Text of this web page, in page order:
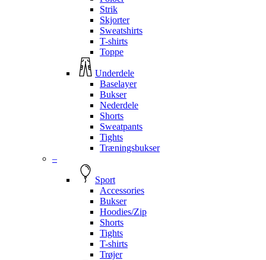
Strik
Skjorter
Sweatshirts
T-shirts
Toppe
Underdele
Baselayer
Bukser
Nederdele
Shorts
Sweatpants
Tights
Træningsbukser
–
Sport
Accessories
Bukser
Hoodies/Zip
Shorts
Tights
T-shirts
Trøjer